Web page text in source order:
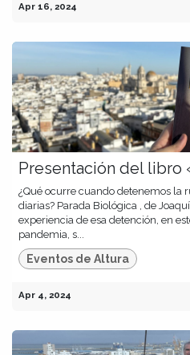
Apr 16, 2024
Presentación del libro
¿Qué ocurre cuando detenemos la
diarias? Parada Biológica , de
experiencia de esa detención, en
pandemia, s...
Eventos de Altura
Apr 4, 2024